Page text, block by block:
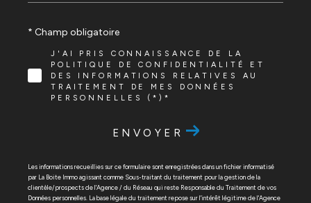
J'AI PRIS CONNAISSANCE DE LA
POLITIQUE DE CONFIDENTIALITÉ ET
DES INFORMATIONS RELATIVES AU
TRAITEMENT DE MES DONNÉES
PERSONNELLES (*)*
* Champ obligatoire
ENVOYER
Les informations recueillies sur ce formulaire sont enregistrées dans un fichier informatisé
par La Boite Immo agissant comme Sous-traitant du traitement pour la gestion de la
clientèle/prospects de l'Agence / du Réseau qui reste Responsable du Traitement de vos
Données personnelles. La base légale du traitement repose sur l'intérêt légitime de l'Agence